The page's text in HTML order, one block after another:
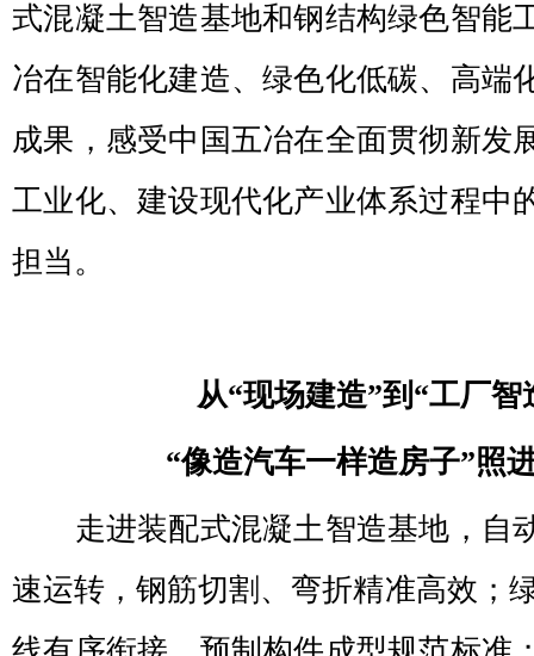
式混凝土智造基地和钢结构绿色智能
冶在智能化建造、绿色化低碳、高端
成果，感受中国五冶在全面贯彻新发
工业化、建设现代化产业体系过程中
担当。
从“现场建造”到“工厂智
“像造汽车一样造房子”照
走进装配式混凝土智造基地，自
速运转，钢筋切割、弯折精准高效；